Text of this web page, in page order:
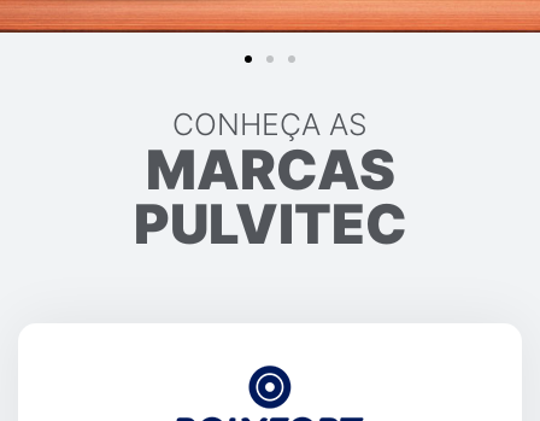
CONHEÇA AS
MARCAS
PULVITEC